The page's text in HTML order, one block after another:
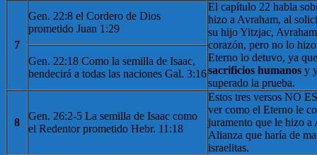
7
Gen. 22:8 el Cordero de Dios
prometido Juan 1:29
El capítulo 22 habla
hizo a Avraham, al
su hijo Yitzjac,
corazón, pero no lo
Eterno lo detuvo, ya
sacrificios humanos y
superado la prueba.
Gen. 22:18 Como la semilla de Isaac,
bendecirá a todas las naciones Gal. 3:16
8
Gen. 26:2-5 La semilla de Isaac como
el Redentor prometido Hebr. 11:18
Estos tres versos NO
ver como el Eterno le
juramento que le hizo a
Alianza que haría de
israelitas.